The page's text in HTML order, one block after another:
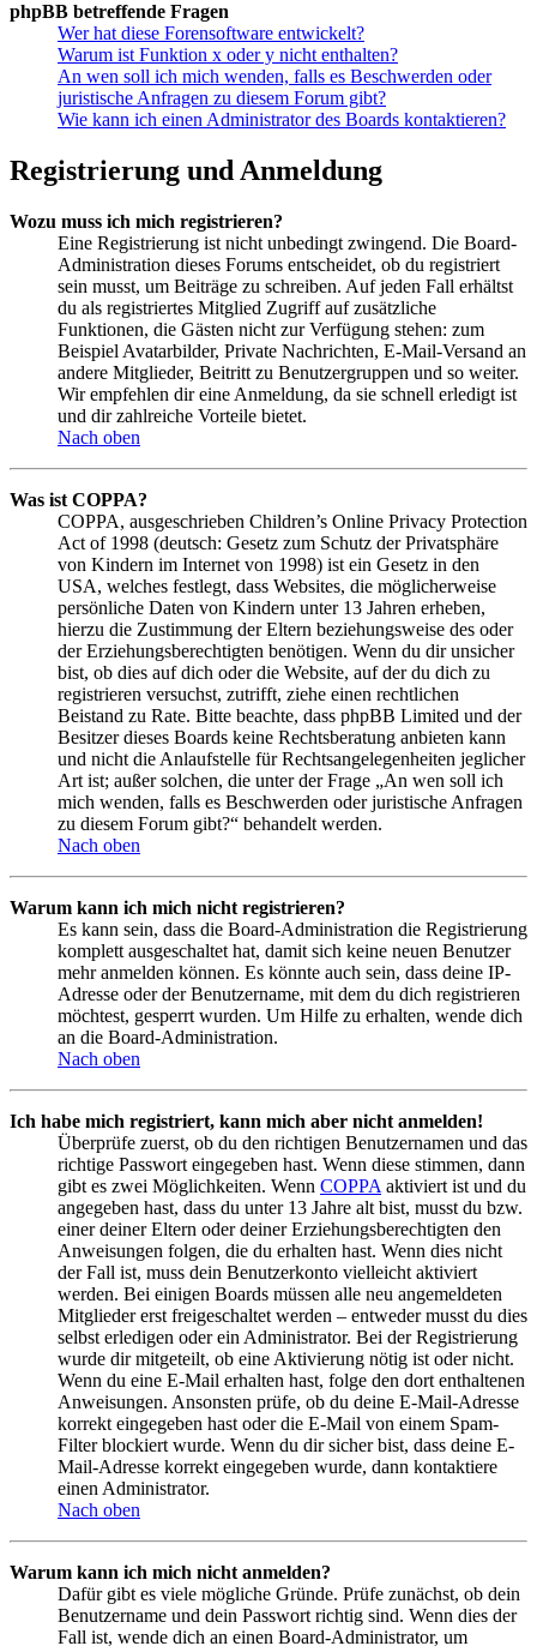
phpBB betreffende Fragen
Wer hat diese Forensoftware entwickelt?
Warum ist Funktion x oder y nicht enthalten?
An wen soll ich mich wenden, falls es Beschwerden oder
juristische Anfragen zu diesem Forum gibt?
Wie kann ich einen Administrator des Boards kontaktieren?
Registrierung und Anmeldung
Wozu muss ich mich registrieren?
Eine Registrierung ist nicht unbedingt zwingend. Die Board-
Administration dieses Forums entscheidet, ob du registriert
sein musst, um Beiträge zu schreiben. Auf jeden Fall erhältst
du als registriertes Mitglied Zugriff auf zusätzliche
Funktionen, die Gästen nicht zur Verfügung stehen: zum
Beispiel Avatarbilder, Private Nachrichten, E-Mail-Versand an
andere Mitglieder, Beitritt zu Benutzergruppen und so weiter.
Wir empfehlen dir eine Anmeldung, da sie schnell erledigt ist
und dir zahlreiche Vorteile bietet.
Nach oben
Was ist COPPA?
COPPA, ausgeschrieben Children’s Online Privacy Protection
Act of 1998 (deutsch: Gesetz zum Schutz der Privatsphäre
von Kindern im Internet von 1998) ist ein Gesetz in den
USA, welches festlegt, dass Websites, die möglicherweise
persönliche Daten von Kindern unter 13 Jahren erheben,
hierzu die Zustimmung der Eltern beziehungsweise des oder
der Erziehungsberechtigten benötigen. Wenn du dir unsicher
bist, ob dies auf dich oder die Website, auf der du dich zu
registrieren versuchst, zutrifft, ziehe einen rechtlichen
Beistand zu Rate. Bitte beachte, dass phpBB Limited und der
Besitzer dieses Boards keine Rechtsberatung anbieten kann
und nicht die Anlaufstelle für Rechtsangelegenheiten jeglicher
Art ist; außer solchen, die unter der Frage „An wen soll ich
mich wenden, falls es Beschwerden oder juristische Anfragen
zu diesem Forum gibt?“ behandelt werden.
Nach oben
Warum kann ich mich nicht registrieren?
Es kann sein, dass die Board-Administration die Registrierung
komplett ausgeschaltet hat, damit sich keine neuen Benutzer
mehr anmelden können. Es könnte auch sein, dass deine IP-
Adresse oder der Benutzername, mit dem du dich registrieren
möchtest, gesperrt wurden. Um Hilfe zu erhalten, wende dich
an die Board-Administration.
Nach oben
Ich habe mich registriert, kann mich aber nicht anmelden!
Überprüfe zuerst, ob du den richtigen Benutzernamen und das
richtige Passwort eingegeben hast. Wenn diese stimmen, dann
gibt es zwei Möglichkeiten. Wenn COPPA aktiviert ist und du
angegeben hast, dass du unter 13 Jahre alt bist, musst du bzw.
einer deiner Eltern oder deiner Erziehungsberechtigten den
Anweisungen folgen, die du erhalten hast. Wenn dies nicht
der Fall ist, muss dein Benutzerkonto vielleicht aktiviert
werden. Bei einigen Boards müssen alle neu angemeldeten
Mitglieder erst freigeschaltet werden – entweder musst du dies
selbst erledigen oder ein Administrator. Bei der Registrierung
wurde dir mitgeteilt, ob eine Aktivierung nötig ist oder nicht.
Wenn du eine E-Mail erhalten hast, folge den dort enthaltenen
Anweisungen. Ansonsten prüfe, ob du deine E-Mail-Adresse
korrekt eingegeben hast oder die E-Mail von einem Spam-
Filter blockiert wurde. Wenn du dir sicher bist, dass deine E-
Mail-Adresse korrekt eingegeben wurde, dann kontaktiere
einen Administrator.
Nach oben
Warum kann ich mich nicht anmelden?
Dafür gibt es viele mögliche Gründe. Prüfe zunächst, ob dein
Benutzername und dein Passwort richtig sind. Wenn dies der
Fall ist, wende dich an einen Board-Administrator, um